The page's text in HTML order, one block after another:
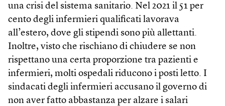
una crisi del sistema sanitario. Nel 2021 il 51 per
cento degli infermieri qualificati lavorava
all’estero, dove gli stipendi sono più allettanti.
Inoltre, visto che rischiano di chiudere se non
rispettano una certa proporzione tra pazienti e
infermieri, molti ospedali riducono i posti letto. I
sindacati degli infermieri accusano il governo di
non aver fatto abbastanza per alzare i salari